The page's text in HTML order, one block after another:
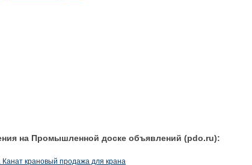
на Промышленной доске объявлений (pdo.ru):
крановый продажа для крана